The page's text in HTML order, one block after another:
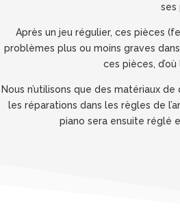
ses
Après un jeu régulier, ces pièces
problèmes plus ou moins graves
ces pièces,
Nous n’utilisons que des matériaux
les réparations dans les règles de
piano sera ensuite réglé